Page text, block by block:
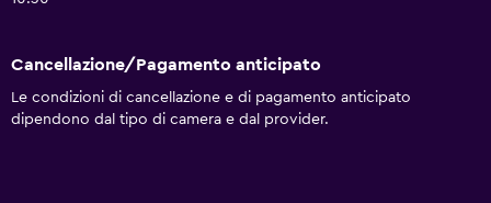
Cancellazione/Pagamento anticipato
Le condizioni di cancellazione e di pagamento anticipato
dipendono dal tipo di camera e dal provider.